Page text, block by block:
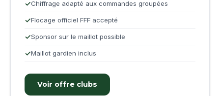
Chiffrage adapté aux commandes groupées
Flocage officiel FFF accepté
Sponsor sur le maillot possible
Maillot gardien inclus
Voir offre clubs